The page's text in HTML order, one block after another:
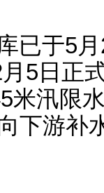
已于5
5日正
米汛限
下游补